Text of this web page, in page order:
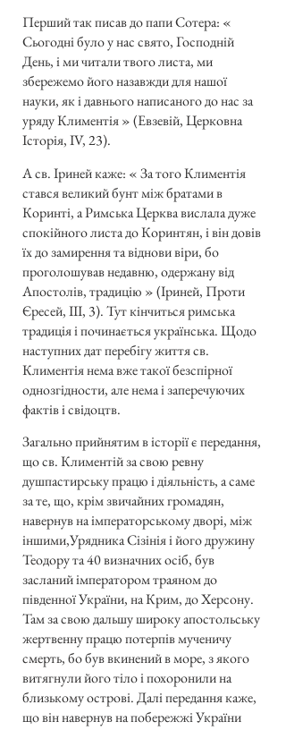
Перший так писав до папи Сотера: «
Сьогодні було у нас свято, Господній
День, і ми читали твого листа, ми
збережемо його назавжди для нашої
науки, як і давнього написаного до нас за
уряду Климентія » (Евзевій, Церковна
Історія, IV, 23).
А св. Іриней каже: « За того Климентія
стався великий бунт між братами в
Коринті, а Римська Церква вислала дуже
спокійного листа до Коринтян, і він довів
їх до замирення та віднови віри, бо
проголошував недавню, одержану від
Апостолів, традицію » (Іриней, Проти
Єресей, III, 3). Тут кінчиться римська
традиція і починається українська. Щодо
наступних дат перебігу життя св.
Климентія нема вже такої безспірної
однозгідности, але нема і заперечуючих
фактів і свідоцтв.
Загально прийнятим в історії є передання,
що св. Климентій за свою ревну
душпастирську працю і діяльність, а саме
за те, що, крім звичайних громадян,
навернув на імператорському дворі, між
іншими,Урядника Сізінія і його дружину
Теодору та 40 визначних осіб, був
засланий імператором траяном до
південної України, на Крим, до Херсону.
Там за свою дальшу широку апостольську
жертвенну працю потерпів мученичу
смерть, бо був вкинений в море, з якого
витягнули його тіло і похоронили на
близькому острові. Далі передання каже,
що він навернув на побережжі України